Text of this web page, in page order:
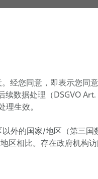
线缆 硅胶
经您同意，即表示您同
数据处理（DSGVO
生效。
外的国家/地区（第三国
区相比。存在政府机构